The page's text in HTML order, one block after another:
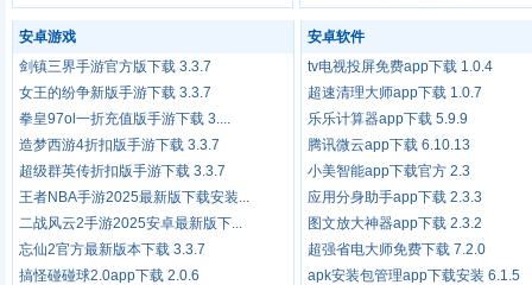
安卓游戏
剑镇三界手游官方版下载 3.3.7
女王的纷争新版手游下载 3.3.7
拳皇97ol一折充值版手游下载 3....
造梦西游4折扣版手游下载 3.3.7
超级群英传折扣版手游下载 3.3.7
王者NBA手游2025最新版下载安装...
二战风云2手游2025安卓最新版下...
忘仙2官方最新版本下载 3.3.7
搞怪碰碰球2.0app下载 2.0.6
安卓软件
tv电视投屏免费app下载 1.0.4
超速清理大师app下载 1.0.7
乐乐计算器app下载 5.9.9
腾讯微云app下载 6.10.13
小美智能app下载官方 2.3
应用分身助手app下载 2.3.3
图文放大神器app下载 2.3.2
超强省电大师免费下载 7.2.0
apk安装包管理app下载安装 6.1.5